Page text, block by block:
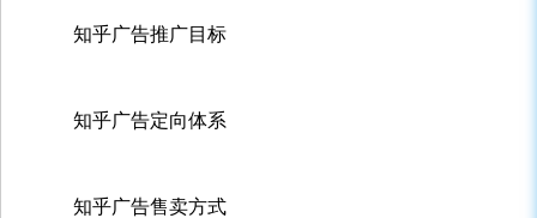
知乎广告推广目标
知乎广告定向体系
知乎广告售卖方式